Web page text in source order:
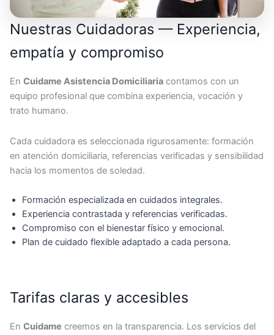
Nuestras Cuidadoras — Experiencia,
empatía y compromiso
En Cuidame Asistencia Domiciliaria contamos con un
equipo profesional que combina experiencia, vocación y
trato humano.
Cada cuidadora es seleccionada rigurosamente: formación
en atención domiciliaria, referencias verificadas y sensibilidad
hacia los momentos de soledad.
Formación especializada en cuidados integrales.
Experiencia contrastada y referencias verificadas.
Compromiso con el bienestar físico y emocional.
Plan de cuidado flexible adaptado a cada persona.
Tarifas claras y accesibles
En Cuidame creemos en la transparencia. Los servicios del